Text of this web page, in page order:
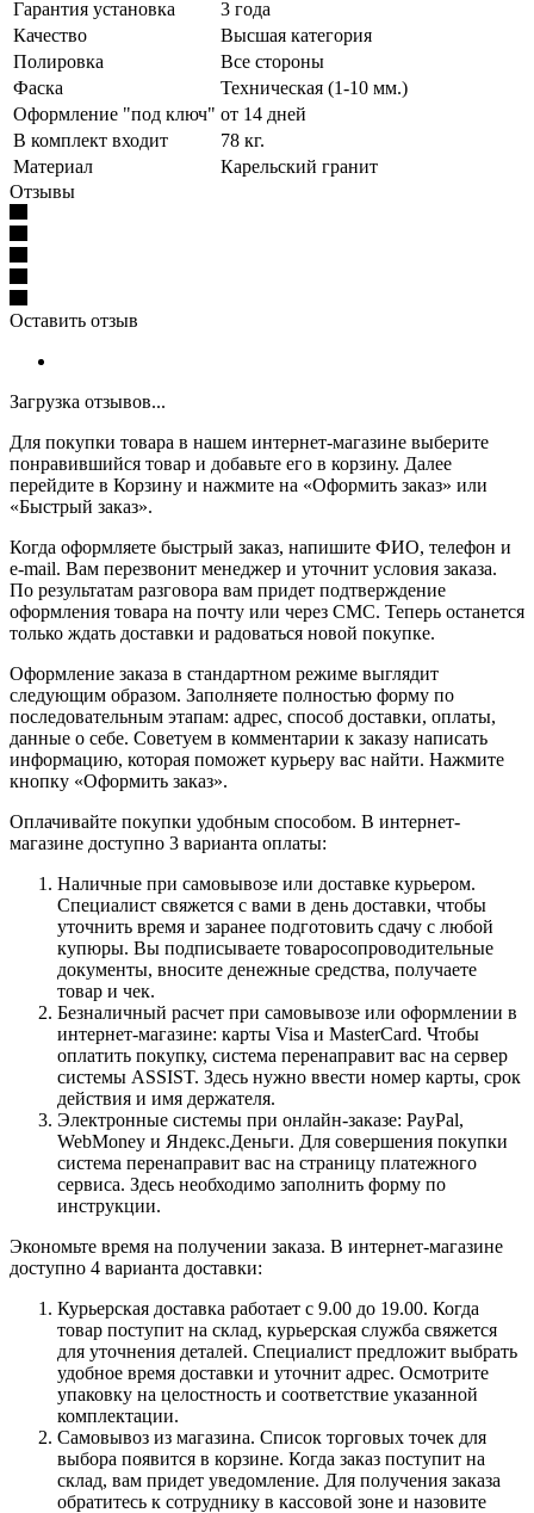
Гарантия установка
3 года
Качество
Высшая категория
Полировка
Все стороны
Фаска
Техническая (1-10 мм.)
Оформление "под ключ" от 14 дней
В комплект входит
78 кг.
Материал
Карельский гранит
Отзывы
Оставить отзыв
Загрузка отзывов...
Для покупки товара в нашем интернет-магазине выберите
понравившийся товар и добавьте его в корзину. Далее
перейдите в Корзину и нажмите на «Оформить заказ» или
«Быстрый заказ».
Когда оформляете быстрый заказ, напишите ФИО, телефон и
e-mail. Вам перезвонит менеджер и уточнит условия заказа.
По результатам разговора вам придет подтверждение
оформления товара на почту или через СМС. Теперь останется
только ждать доставки и радоваться новой покупке.
Оформление заказа в стандартном режиме выглядит
следующим образом. Заполняете полностью форму по
последовательным этапам: адрес, способ доставки, оплаты,
данные о себе. Советуем в комментарии к заказу написать
информацию, которая поможет курьеру вас найти. Нажмите
кнопку «Оформить заказ».
Оплачивайте покупки удобным способом. В интернет-
магазине доступно 3 варианта оплаты:
Наличные при самовывозе или доставке курьером.
Специалист свяжется с вами в день доставки, чтобы
уточнить время и заранее подготовить сдачу с любой
купюры. Вы подписываете товаросопроводительные
документы, вносите денежные средства, получаете
товар и чек.
Безналичный расчет при самовывозе или оформлении в
интернет-магазине: карты Visa и MasterCard. Чтобы
оплатить покупку, система перенаправит вас на сервер
системы ASSIST. Здесь нужно ввести номер карты, срок
действия и имя держателя.
Электронные системы при онлайн-заказе: PayPal,
WebMoney и Яндекс.Деньги. Для совершения покупки
система перенаправит вас на страницу платежного
сервиса. Здесь необходимо заполнить форму по
инструкции.
Экономьте время на получении заказа. В интернет-магазине
доступно 4 варианта доставки:
Курьерская доставка работает с 9.00 до 19.00. Когда
товар поступит на склад, курьерская служба свяжется
для уточнения деталей. Специалист предложит выбрать
удобное время доставки и уточнит адрес. Осмотрите
упаковку на целостность и соответствие указанной
комплектации.
Самовывоз из магазина. Список торговых точек для
выбора появится в корзине. Когда заказ поступит на
склад, вам придет уведомление. Для получения заказа
обратитесь к сотруднику в кассовой зоне и назовите